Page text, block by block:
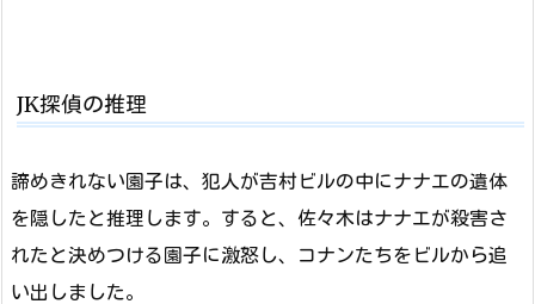
JK探偵の推理
諦めきれない園子は、犯人が吉村ビルの中にナナエの遺体
を隠したと推理します。すると、佐々木はナナエが殺害さ
れたと決めつける園子に激怒し、コナンたちをビルから追
い出しました。